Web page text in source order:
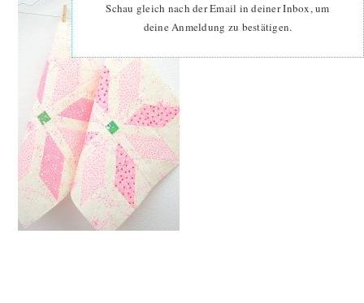
Schau gleich nach der Email in deiner Inbox, um
deine Anmeldung zu bestätigen.